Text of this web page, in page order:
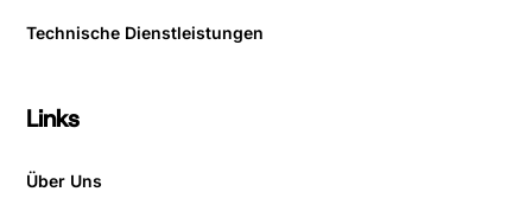
Technische Dienstleistungen
Links
Über Uns